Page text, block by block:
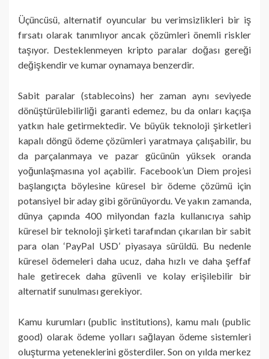
Üçüncüsü, alternatif oyuncular bu verimsizlikleri bir iş
fırsatı olarak tanımlıyor ancak çözümleri önemli riskler
taşıyor. Desteklenmeyen kripto paralar doğası gereği
değişkendir ve kumar oynamaya benzerdir.
Sabit paralar (stablecoins) her zaman aynı seviyede
dönüştürülebilirliği garanti edemez, bu da onları kaçışa
yatkın hale getirmektedir. Ve büyük teknoloji şirketleri
kapalı döngü ödeme çözümleri yaratmaya çalışabilir, bu
da parçalanmaya ve pazar gücünün yüksek oranda
yoğunlaşmasına yol açabilir. Facebook’un Diem projesi
başlangıçta böylesine küresel bir ödeme çözümü için
potansiyel bir aday gibi görünüyordu. Ve yakın zamanda,
dünya çapında 400 milyondan fazla kullanıcıya sahip
küresel bir teknoloji şirketi tarafından çıkarılan bir sabit
para olan ‘PayPal USD’ piyasaya sürüldü. Bu nedenle
küresel ödemeleri daha ucuz, daha hızlı ve daha şeffaf
hale getirecek daha güvenli ve kolay erişilebilir bir
alternatif sunulması gerekiyor.
Kamu kurumları (public institutions), kamu malı (public
good) olarak ödeme yolları sağlayan ödeme sistemleri
oluşturma yeteneklerini gösterdiler. Son on yılda merkez